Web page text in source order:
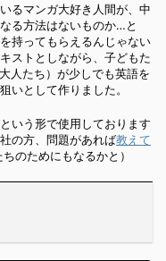
るマンガ大好き人間が、中
る方法はないものか…と
持ってもらえるんじゃない
ストとしながら、子どもた
人たち）が少しでも英語を
いとして作りました。
いう形で使用しております
の方、問題があれば教えて
のためにもなるかと）